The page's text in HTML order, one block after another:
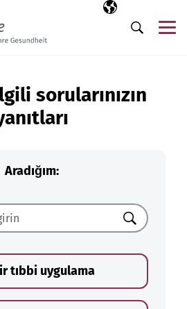
Seçili dil
TR
Arama
sorularınızın
Aradığım:
Ara
tıbbi uygulama